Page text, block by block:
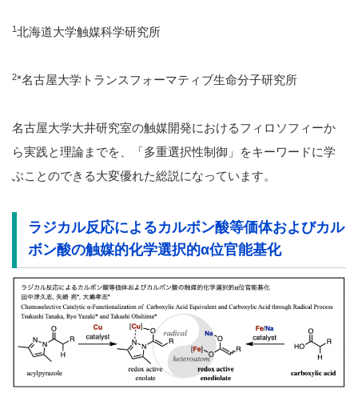
1北海道大学触媒科学研究所
2*名古屋大学トランスフォーマティブ生命分子研究所
名古屋大学大井研究室の触媒開発におけるフィロソフィーか
ら実践と理論までを、「多重選択性制御」をキーワードに学
ぶことのできる大変優れた総説になっています。
ラジカル反応によるカルボン酸等価体およびカル
ボン酸の触媒的化学選択的α位官能基化